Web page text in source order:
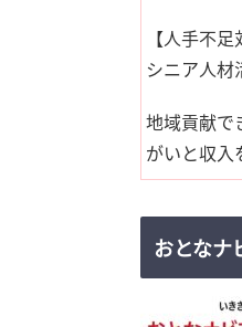
【人手不
シニア人材
地域貢献で
がいと収入
おとなナ